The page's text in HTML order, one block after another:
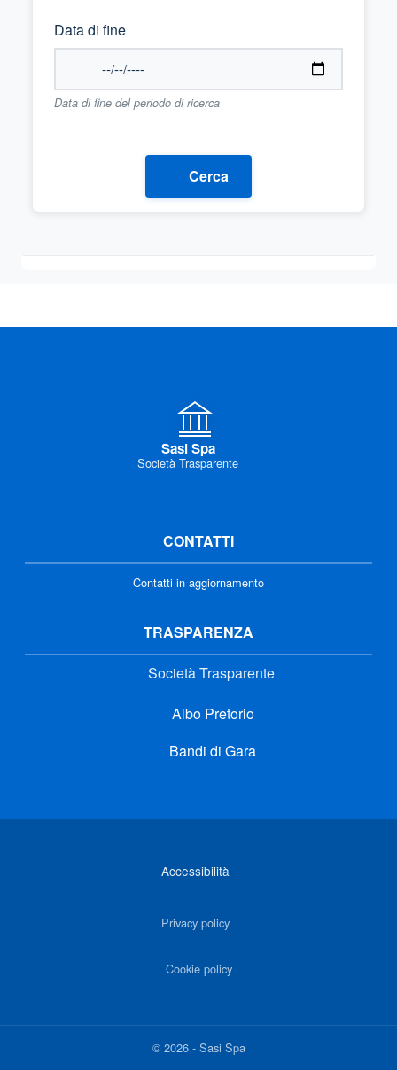
Data di fine
Data di fine del periodo di ricerca
Cerca
Sasi Spa
Società Trasparente
CONTATTI
Contatti in aggiornamento
TRASPARENZA
Società Trasparente
Albo Pretorio
Bandi di Gara
Accessibilità
Privacy policy
Cookie policy
©2026- Sasi Spa